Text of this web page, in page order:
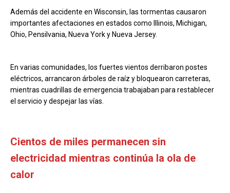
Además del accidente en Wisconsin, las tormentas causaron
importantes afectaciones en estados como Illinois, Michigan,
Ohio, Pensilvania, Nueva York y Nueva Jersey.
En varias comunidades, los fuertes vientos derribaron postes
eléctricos, arrancaron árboles de raíz y bloquearon carreteras,
mientras cuadrillas de emergencia trabajaban para restablecer
el servicio y despejar las vías.
Cientos de miles permanecen sin
electricidad mientras continúa la ola de
calor